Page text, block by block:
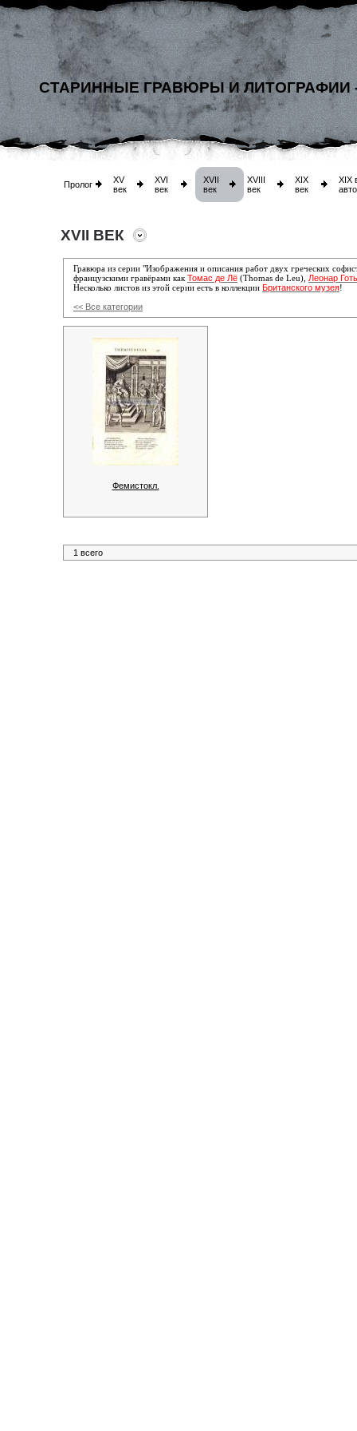
СТАРИННЫЕ ГРАВЮРЫ И ЛИТОГРАФИИ
Пролог
XV
век
XVI
век
XVII
век
XVIII
век
XIX
век
XIX
XVII ВЕК
Гравюра из серии "Изображения и описания работ двух греческих
французскими гравёрами как Томас де Лё (Thomas de Leu), Леонар
Несколько листов из этой серии есть в коллекции Британского музея!
<< Все категории
Фемистокл.
1 всего